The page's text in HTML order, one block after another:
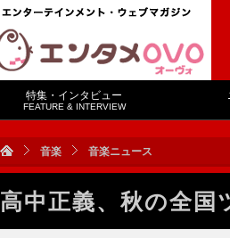
特集・インタビュー
FEATURE & INTERVIEW
音楽 音楽ニュース
高中正義、秋の全国